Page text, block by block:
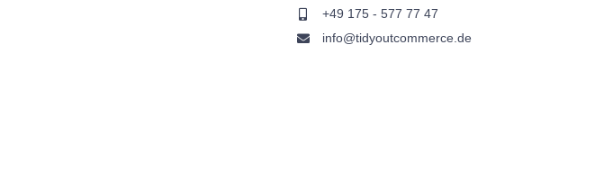
+49 175 - 577 77 47
info@tidyoutcommerce.de